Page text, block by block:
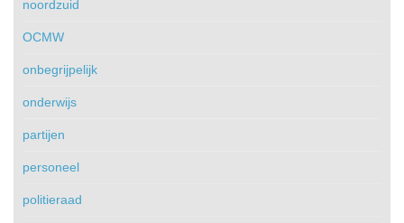
noordzuid
OCMW
onbegrijpelijk
onderwijs
partijen
personeel
politieraad